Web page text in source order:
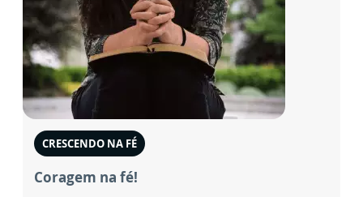
CRESCENDO NA FÉ
Coragem na fé!